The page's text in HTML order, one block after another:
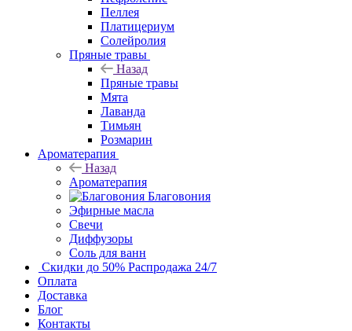
Пеллея
Платицериум
Солейролия
Пряные травы
Назад
Пряные травы
Мята
Лаванда
Тимьян
Розмарин
Ароматерапия
Назад
Ароматерапия
Благовония
Эфирные масла
Свечи
Диффузоры
Соль для ванн
Скидки до 50% Распродажа 24/7
Оплата
Доставка
Блог
Контакты